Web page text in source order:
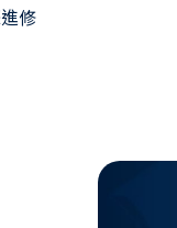
修